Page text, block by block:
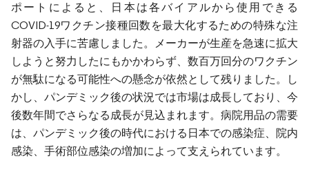
ポートによると、日本は各バイアルから使用できる
COVID-19ワクチン接種回数を最大化するための特殊な注
射器の入手に苦慮しました。メーカーが生産を急速に拡大
しようと努力したにもかかわらず、数百万回分のワクチン
が無駄になる可能性への懸念が依然として残りました。し
かし、パンデミック後の状況では市場は成長しており、今
後数年間でさらなる成長が見込まれます。病院用品の需要
は、パンデミック後の時代における日本での感染症、院内
感染、手術部位感染の増加によって支えられています。